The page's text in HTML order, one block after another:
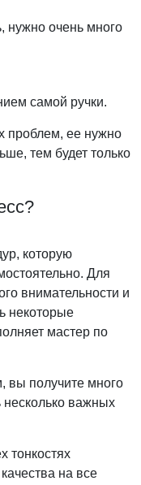
нужно очень много
самой ручки.
проблем, ее нужно
тем будет только
которую
Для
внимательности и
некоторые
мастер по
вы получите много
важных
тонкостях
на все